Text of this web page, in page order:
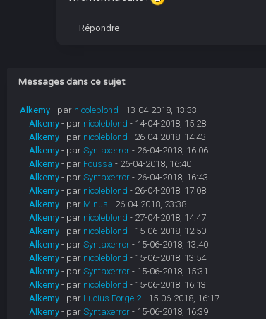
Répondre
Messages dans ce sujet
Alkemy - par nicoleblond - 13-04-2018, 13:33
Alkemy - par nicoleblond - 14-04-2018, 15:28
Alkemy - par nicoleblond - 26-04-2018, 14:43
Alkemy - par Syntaxerror- 26-04-2018, 16:06
Alkemy - par Foussa - 26-04-2018, 16:40
Alkemy - par Syntaxerror- 26-04-2018, 16:43
Alkemy - par nicoleblond - 26-04-2018, 17:08
Alkemy - par Minus - 26-04-2018, 23:38
Alkemy - par nicoleblond - 27-04-2018, 14:47
Alkemy - par nicoleblond - 15-06-2018, 12:50
Alkemy - par Syntaxerror- 15-06-2018, 13:40
Alkemy - par nicoleblond - 15-06-2018, 13:54
Alkemy - par Syntaxerror- 15-06-2018, 15:31
Alkemy - par nicoleblond - 15-06-2018, 16:13
Alkemy - par Lucius Forge 2- 15-06-2018, 16:17
Alkemy - par Syntaxerror- 15-06-2018, 16:39